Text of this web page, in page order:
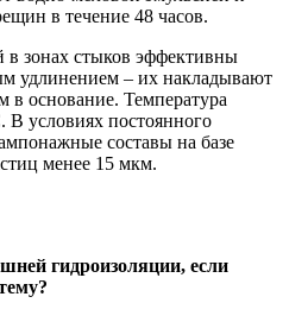
в течение 48 часов.
зонах стыков эффективны
удлинением – их накладывают
в основание. Температура
В условиях постоянного
составы на базе
менее 15 мкм.
гидроизоляции, если